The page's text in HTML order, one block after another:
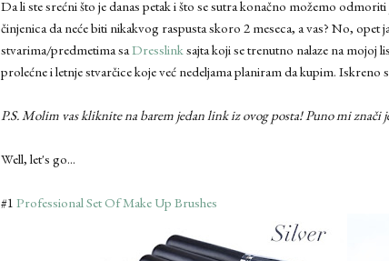
Da li ste srećni što je danas petak i što se sutra konačno možemo
činjenica da neće biti nikakvog raspusta skoro 2 meseca, a vas? No, opet
stvarima/predmetima sa Dresslink sajta koji se trenutno nalaze na mojoj
prolećne i letnje stvarčice koje već nedeljama planiram da kupim. Iskreno
P.S. Molim vas kliknite na barem jedan link iz ovog posta! Puno mi
Well, let's go...
#1 Professional Set Of Make Up Brushes